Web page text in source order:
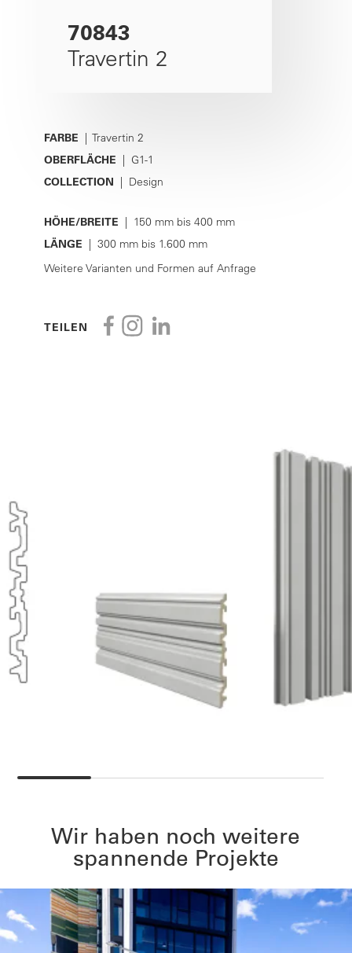
70843
Travertin 2
FARBE | Travertin 2
OBERFLÄCHE | G1-1
COLLECTION | Design
HÖHE/BREITE | 150 mm bis 400 mm
LÄNGE | 300 mm bis 1.600 mm
Weitere Varianten und Formen auf Anfrage
TEILEN
Wir haben noch weitere
spannende Projekte